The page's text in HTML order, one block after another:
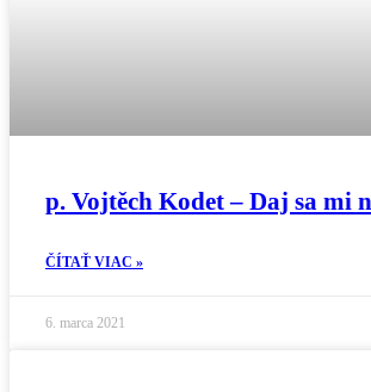
p. Vojtěch Kodet – Daj sa mi
ČÍTAŤ VIAC »
6. marca 2021